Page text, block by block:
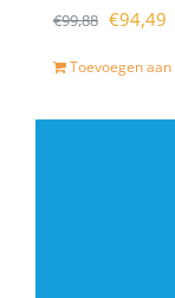
€99,88 €94,49
Toevoegen